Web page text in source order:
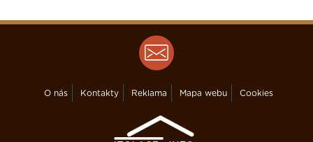
O nás Kontakty Reklama Mapa webu Cookies